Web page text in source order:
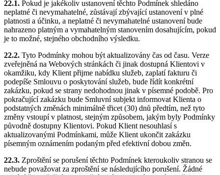
22.1. Pokud je jakékoliv ustanovení těchto Podmínek shledáno
neplatné či nevymahatelné, zůstávají zbývající ustanovení v plné
platnosti a účinku, a neplatné či nevymahatelné ustanovení bude
nahrazeno platným a vymahatelným stanovením dosahujícím, pokud
je to možné, stejného obchodního výsledku.
22.2. Tyto Podmínky mohou být aktualizovány čas od času. Verze
zveřejněná na Webových stránkách či jinak dostupná Klientovi v
okamžiku, kdy Klient přijme nabídku služeb, zaplatí fakturu či
podepíše Smlouvu o poskytování služeb, bude řídít konkrétní
zakázku, pokud se strany nedohodnou jinak v písemné podobě. Pro
pokračující zakázku bude Smluvní subjekt informovat Klienta o
podstatných změnách minimálně třicet (30) dnů předtím, než tyto
změny vstoupí v platnost, stejným způsobem, jakým byly Podmínky
původně dostupny Klientovi. Pokud Klient nesouhlasí s
aktualizovanými Podmínkami, může Klient ukončit zakázku
písemným oznámením podaným před efektivní dobou změn.
22.3. Zproštění se porušení těchto Podmínek kteroukoliv stranou se
nebude považovat za zproštění se následujícího porušení. Žádné